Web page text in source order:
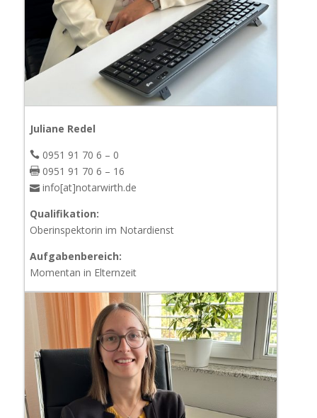
Juliane Redel
0951 91 70 6 – 0
0951 91 70 6 – 16
info[at]notarwirth.de
Qualifikation:
Oberinspektorin im Notardienst
Aufgabenbereich:
Momentan in Elternzeit